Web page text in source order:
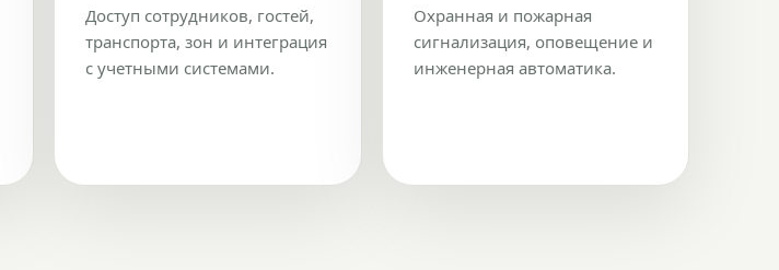
Доступ сотрудников, гостей,
транспорта, зон и интеграция
с учетными системами.
Охранная и пожарная
сигнализация, оповещение и
инженерная автоматика.